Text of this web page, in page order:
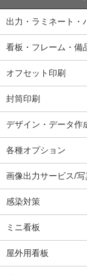
出力・ラミネート・
看板・フレーム・備
オフセット印刷
封筒印刷
デザイン・データ作
各種オプション
画像出力サービス/写
感染対策
ミニ看板
屋外用看板